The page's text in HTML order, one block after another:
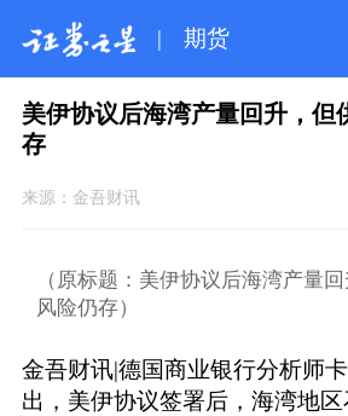
| 期货
美伊协议后海湾产量回升，但
存
来源： 金吾财讯
（原标题：美伊协议后海湾产量
风险仍存）
金吾财讯|德国商业银行分析师
出，美伊协议签署后，海湾地